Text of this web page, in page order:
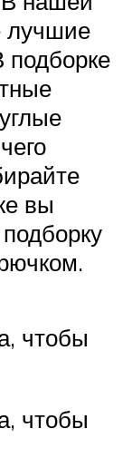
лучшие
подборке
вы
чтобы
чтобы